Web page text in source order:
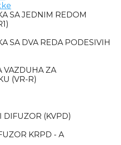
SA JEDNIM REDOM
SA DVA REDA PODESIVIH
VAZDUHA ZA
(VR-R)
DIFUZOR (KVPD)
KRPD - A